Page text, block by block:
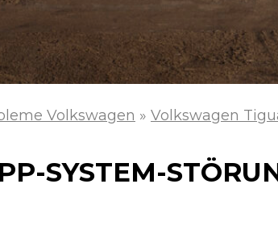
Volkswagen » Volkswagen
SYSTEM-